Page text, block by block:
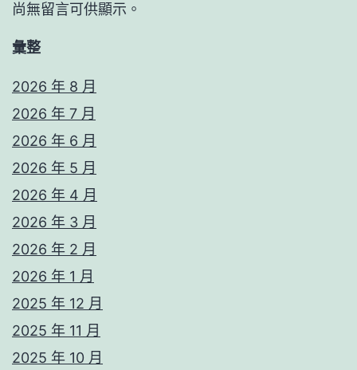
尚無留言可供顯示。
彙整
2026 年 8 月
2026 年 7 月
2026 年 6 月
2026 年 5 月
2026 年 4 月
2026 年 3 月
2026 年 2 月
2026 年 1 月
2025 年 12 月
2025 年 11 月
2025 年 10 月